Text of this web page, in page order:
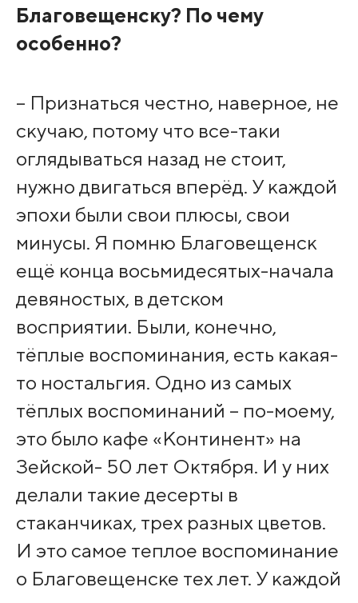
Благовещенску? По чему
особенно?
– Признаться честно, наверное, не
скучаю, потому что все-таки
оглядываться назад не стоит,
нужно двигаться вперёд. У каждой
эпохи были свои плюсы, свои
минусы. Я помню Благовещенск
ещё конца восьмидесятых-начала
девяностых, в детском
восприятии. Были, конечно,
тёплые воспоминания, есть какая-
то ностальгия. Одно из самых
тёплых воспоминаний – по-моему,
это было кафе «Континент» на
Зейской- 50 лет Октября. И у них
делали такие десерты в
стаканчиках, трех разных цветов.
И это самое теплое воспоминание
о Благовещенске тех лет. У каждой